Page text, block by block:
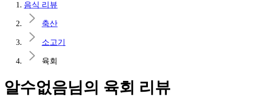
음식 리뷰
축산
소고기
육회
알수없음님의 육회 리뷰